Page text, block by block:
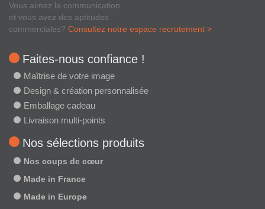
Vous aimez la communication
et vous avez des aptitudes
commerciales? Consultez notre espace recrutement >
Faites-nous confiance !
Maîtrise de votre image
Design & création personnalisée
Emballage cadeau
Livraison multi-points
Nos sélections produits
Nos coups de cœur
Made in France
Made in Europe